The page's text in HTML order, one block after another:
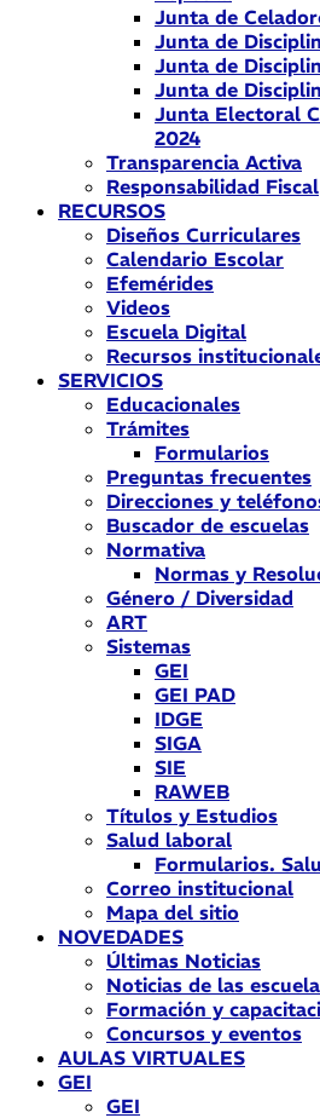
Junta de
Junta de
Junta de
Junta de
Junta Electoral
2024
Transparencia Activa
Responsabilidad Fiscal
RECURSOS
Diseños Curriculares
Calendario Escolar
Efemérides
Videos
Escuela Digital
Recursos
SERVICIOS
Educacionales
Trámites
Formularios
Preguntas frecuentes
Direcciones y
Buscador de escuelas
Normativa
Normas y
Género / Diversidad
ART
Sistemas
GEI
GEI PAD
IDGE
SIGA
SIE
RAWEB
Títulos y Estudios
Salud laboral
Formularios.
Correo institucional
Mapa del sitio
NOVEDADES
Últimas Noticias
Noticias de las
Formación y
Concursos y eventos
AULAS VIRTUALES
GEI
GEI